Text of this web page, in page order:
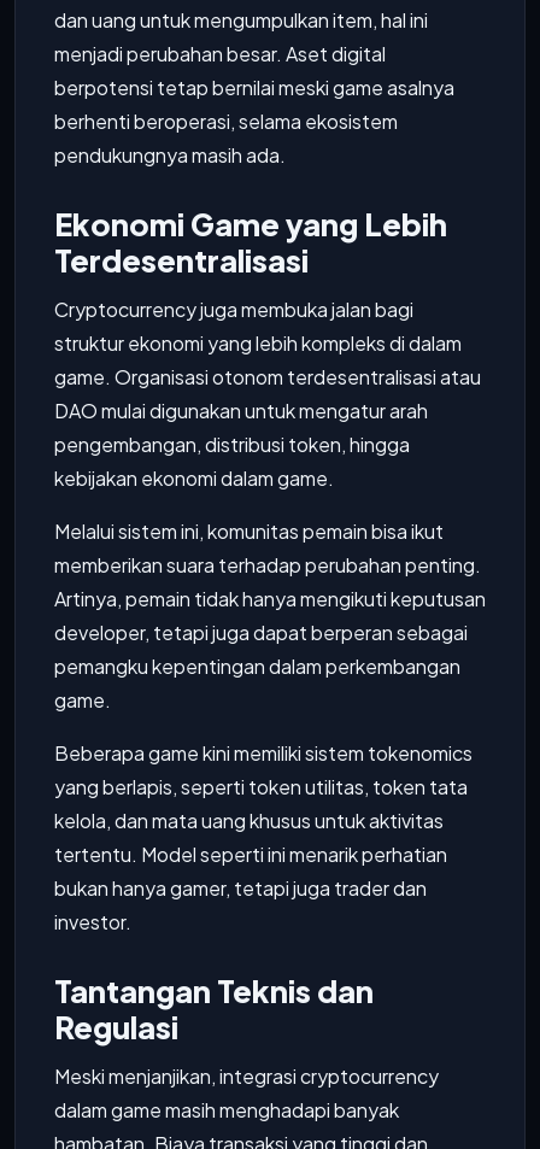
dan uang untuk mengumpulkan item, hal ini
menjadi perubahan besar. Aset digital
berpotensi tetap bernilai meski game asalnya
berhenti beroperasi, selama ekosistem
pendukungnya masih ada.
Ekonomi Game yang Lebih
Terdesentralisasi
Cryptocurrency juga membuka jalan bagi
struktur ekonomi yang lebih kompleks di dalam
game. Organisasi otonom terdesentralisasi atau
DAO mulai digunakan untuk mengatur arah
pengembangan, distribusi token, hingga
kebijakan ekonomi dalam game.
Melalui sistem ini, komunitas pemain bisa ikut
memberikan suara terhadap perubahan penting.
Artinya, pemain tidak hanya mengikuti keputusan
developer, tetapi juga dapat berperan sebagai
pemangku kepentingan dalam perkembangan
game.
Beberapa game kini memiliki sistem tokenomics
yang berlapis, seperti token utilitas, token tata
kelola, dan mata uang khusus untuk aktivitas
tertentu. Model seperti ini menarik perhatian
bukan hanya gamer, tetapi juga trader dan
investor.
Tantangan Teknis dan
Regulasi
Meski menjanjikan, integrasi cryptocurrency
dalam game masih menghadapi banyak
hambatan. Biaya transaksi yang tinggi dan